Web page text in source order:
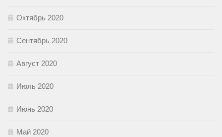
Октябрь 2020
Сентябрь 2020
Август 2020
Июль 2020
Июнь 2020
Май 2020